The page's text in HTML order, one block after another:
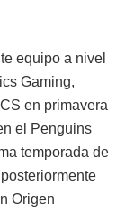
equipo a nivel
Gaming,
en primavera
el Penguins
temporada de
Origen